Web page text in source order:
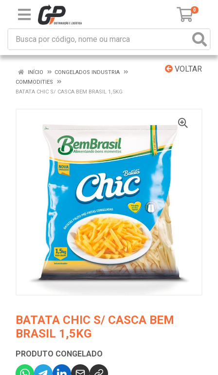
0
VOLTAR
INÍCIO
CONGELADOS INDUSTRIA
COMMODITIES
BATATA CHIC S/ CASCA BEM BRASIL 1,5KG
BATATA CHIC S/ CASCA BEM
BRASIL 1,5KG
PRODUTO CONGELADO